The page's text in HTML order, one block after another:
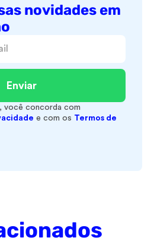
novidades em
Enviar
você concorda com
e com os Termos de